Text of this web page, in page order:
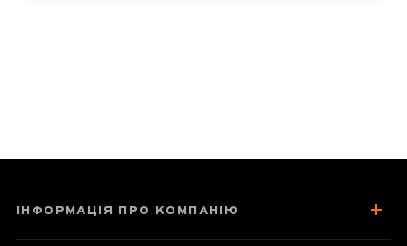
ІНФОРМАЦІЯ ПРО КОМПАНІЮ